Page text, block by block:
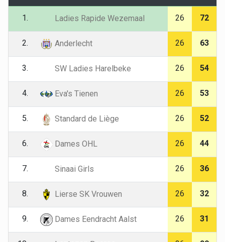
1. Ladies Rapide Wezemaal 26 72
2. Anderlecht 26 63
3. SW Ladies Harelbeke 26 54
4. Eva's Tienen 26 53
5. Standard de Liège 26 52
6. Dames OHL 26 44
7. Sinaai Girls 26 36
8. Lierse SK Vrouwen 26 32
9. Dames Eendracht Aalst 26 31